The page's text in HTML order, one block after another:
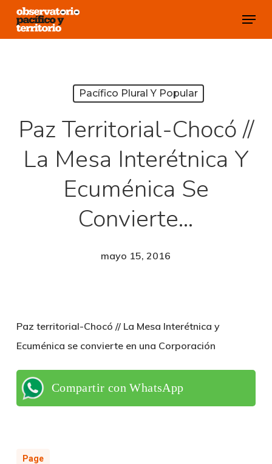
Skip
Menu
Pacífico Plural Y Popular
Paz Territorial-Chocó //
La Mesa Interétnica Y
Ecuménica Se
Convierte…
mayo 15, 2016
Paz territorial-Chocó // La Mesa Interétnica y
Ecuménica se convierte en una Corporación
Compartir con WhatsApp
Page
Close